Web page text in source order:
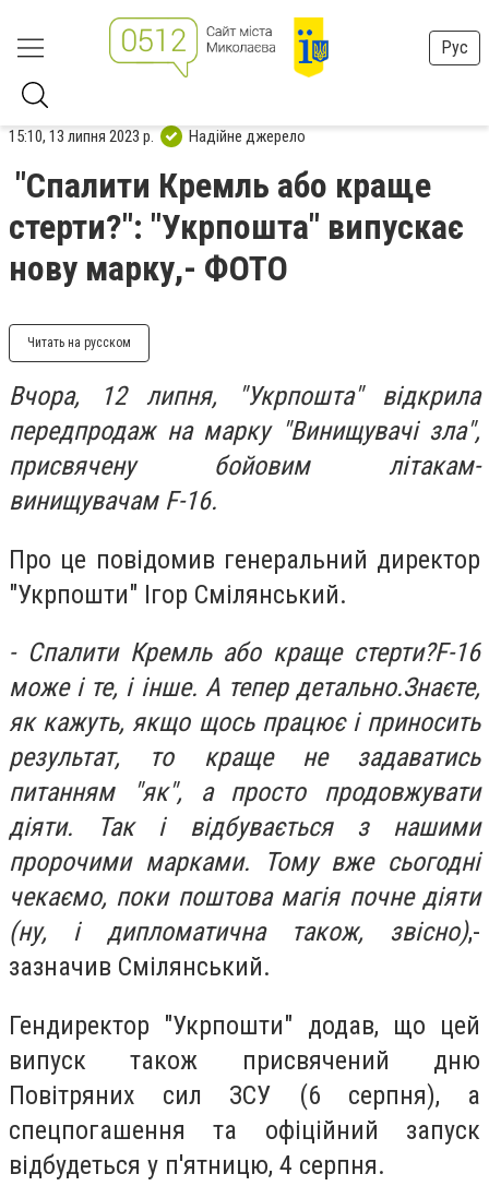
Рус
15:10, 13 липня 2023 р. Надійне джерело
"Спалити Кремль або краще
стерти?": "Укрпошта" випускає
нову марку,- ФОТО
Читать на русском
Вчора, 12 липня, "Укрпошта" відкрила
передпродаж на марку "Винищувачі зла",
присвячену бойовим літакам-
винищувачам F-16.
Про це повідомив генеральний директор
"Укрпошти" Ігор Смілянський.
- Спалити Кремль або краще стерти?F-16
може і те, і інше. А тепер детально.Знаєте,
як кажуть, якщо щось працює і приносить
результат, то краще не задаватись
питанням "як", а просто продовжувати
діяти. Так і відбувається з нашими
пророчими марками. Тому вже сьогодні
чекаємо, поки поштова магія почне діяти
(ну, і дипломатична також, звісно),-
зазначив Смілянський.
Гендиректор "Укрпошти" додав, що цей
випуск також присвячений дню
Повітряних сил ЗСУ (6 серпня), а
спецпогашення та офіційний запуск
відбудеться у п'ятницю, 4 серпня.